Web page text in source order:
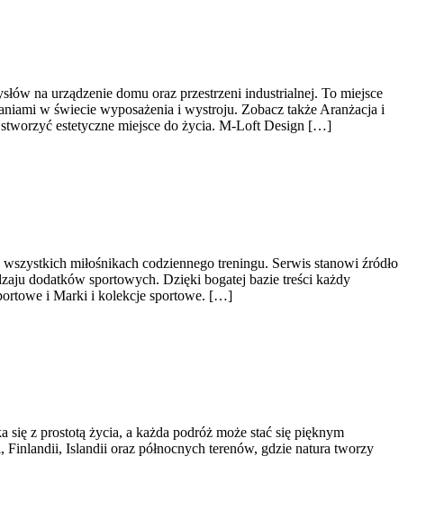
na urządzenie domu oraz przestrzeni industrialnej. To miejsce
w świecie wyposażenia i wystroju. Zobacz także Aranżacja i
estetyczne miejsce do życia. M-Loft Design […]
miłośnikach codziennego treningu. Serwis stanowi źródło
dodatków sportowych. Dzięki bogatej bazie treści każdy
i Marki i kolekcje sportowe. […]
z prostotą życia, a każda podróż może stać się pięknym
Islandii oraz północnych terenów, gdzie natura tworzy